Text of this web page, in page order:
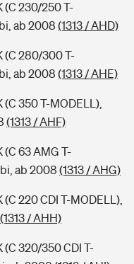
(C 230/250 T-
ab 2008 (1313 / AHD)
(C 280/300 T-
ab 2008 (1313 / AHE)
350 T-MODELL),
(1313 / AHF)
63 AMG T-
ab 2008 (1313 / AHG)
220 CDI T-MODELL),
(1313 / AHH)
320/350 CDI T-